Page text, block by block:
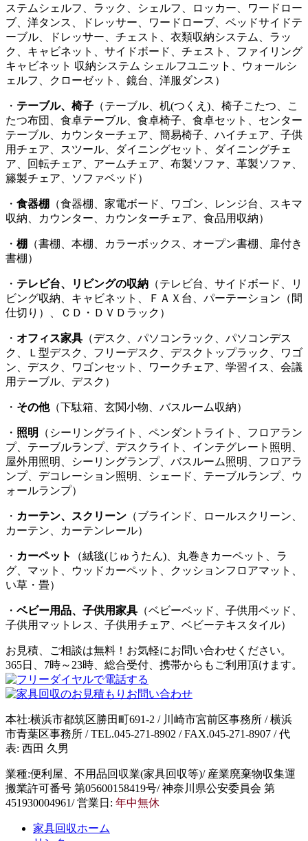
ステムシェルフ、ラック、シェルフ、ロッカー、ワードロー
ブ、洋タンス、ドレッサー、ワードローブ、ベッドサイドテ
ーブル、ドレッサー、チェスト、衣類収納システム、ラッ
ク、キャビネット、サイドボード、チェスト、ファイリング
キャビネット 収納システム シェルフユニット、ウォールシ
ェルフ、クローゼット、鏡台、洋服ダンス）
・ テーブル、椅子 （テーブル、机(つくえ)、椅子こたつ、こ
たつ布団、食卓テーブル、食卓椅子、食卓セット、センター
テーブル、カウンターチェア、簡易椅子、ハイチェア、子供
用チェア、スツール、ダイニングセット、ダイニングチェ
ア、回転チェア、アームチェア、布製ソファ、革製ソファ、
籐製チェア、ソファベッド）
・ 食器棚
（食器棚、家電ボード、ワゴン、レンジ台、スキマ
収納、カウンター、カウンターチェア、食品用収納）
・ 棚
（書棚、本棚、カラーボックス、オープン書棚、扉付き
書棚）
・ テレビ台、リビングの収納 （テレビ台、サイドボード、リ
ビング収納、キャビネット、ＦＡＸ台、パーテーション（間
仕切り）、ＣＤ・ＤＶＤラック）
・ オフィス家具 （デスク、パソコンラック、パソコンデス
ク、Ｌ型デスク、フリーデスク、デスクトップラック、ワゴ
ン、デスク、ワゴンセット、ワークチェア、学習イス、会議
用テーブル、デスク）
・ その他（下駄箱、玄関小物、バスルーム収納）
・ 照明
（シーリングライト、ペンダントライト、フロアラン
プ、テーブルランプ、デスクライト、インテグレート照明、
屋外用照明、シーリングランプ、バスルーム照明、フロアラ
ンプ、デコレーション照明、シェード、テーブルランプ、ウ
ォールランプ）
・ カーテン、スクリーン （ブラインド、ロールスクリーン、
カーテン、カーテンレール）
・ カーペット
（絨毯(じゅうたん)、丸巻きカーペット、ラ
グ、マット、ウッドカーペット、クッションフロアマット、
い草・畳）
・ ベビー用品、子供用家具 （ベビーベッド、子供用ベッド、
子供用マットレス、子供用チェア、ベビーテキスタイル）
お見積、ご相談は無料！お気軽にお問い合わせください。
365日、7時～23時、総合受付、携帯からもご利用頂けます。
本社:横浜市都筑区勝田町691-2 / 川崎市宮前区事務所 / 横浜
市青葉区事務所 / TEL.045-271-8902 / FAX.045-271-8907 / 代
表: 西田 久男
業種:便利屋、不用品回収業(家具回収等)/ 産業廃棄物収集運
搬業許可番号 第05600158419号/ 神奈川県公安委員会 第
451930004961/ 営業日: 年中無休
家具回収ホーム